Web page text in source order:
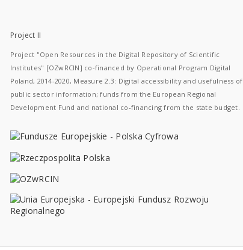
Project II
Project "Open Resources in the Digital Repository of Scientific
Institutes" [OZwRCIN] co-financed by Operational Program Digital
Poland, 2014-2020, Measure 2.3: Digital accessibility and usefulness of
public sector information; funds from the European Regional
Development Fund and national co-financing from the state budget.